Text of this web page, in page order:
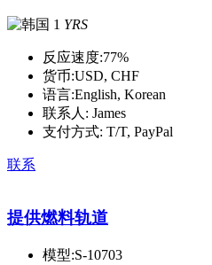
1 YRS
反应速度:77%
货币:USD, CHF
语言:English, Korean
联系人: James
支付方式: T/T, PayPal
联系
提供燃料轨道
模型:S-10703